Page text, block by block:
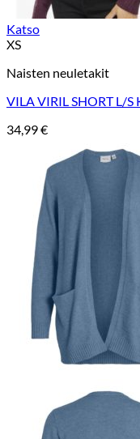
Katso
XS
Naisten neuletakit
VILA VIRIL SHORT L/
34,99€